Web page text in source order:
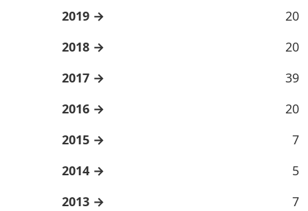
2019
20
2018
20
2017
39
2016
20
2015
7
2014
5
2013
7